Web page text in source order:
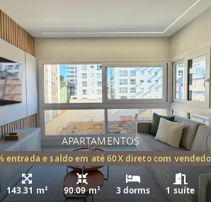
APARTAMENTOS
entrada e saldo em até 60X direto com vendedor
143.31 m² 90.09 m² 3 dorms 1 suíte